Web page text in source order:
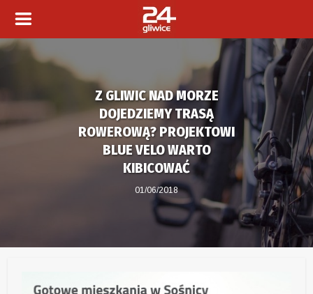
Z GLIWIC NAD MORZE
DOJEDZIEMY TRASĄ
ROWEROWĄ? PROJEKTOWI
BLUE VELO WARTO
KIBICOWAĆ
01/06/2018